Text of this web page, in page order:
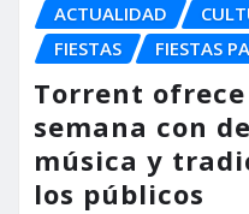
ACTUALIDAD
FIESTAS
FIESTAS
Torrent
semana con
música y
los públicos